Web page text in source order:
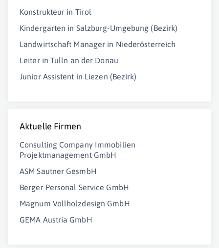
Konstrukteur in Tirol
Kindergarten in Salzburg-Umgebung (Bezirk)
Landwirtschaft Manager in Niederösterreich
Leiter in Tulln an der Donau
Junior Assistent in Liezen (Bezirk)
Aktuelle Firmen
Consulting Company Immobilien
Projektmanagement GmbH
ASM Sautner GesmbH
Berger Personal Service GmbH
Magnum Vollholzdesign GmbH
GEMA Austria GmbH